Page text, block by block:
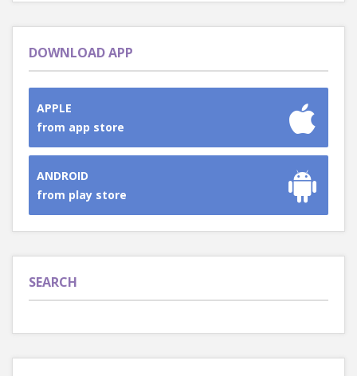
DOWNLOAD APP
APPLE
from app store
ANDROID
from play store
SEARCH